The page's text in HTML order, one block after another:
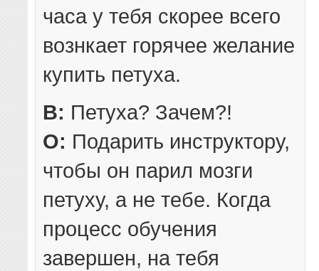
часа у тебя скорее всего
вознкает горячее желание
купить петуха.
В: Петуха? Зачем?!
О: Подарить инструктору,
чтобы он парил мозги
петуху, а не тебе. Когда
процесс обучения
завершен, на тебя